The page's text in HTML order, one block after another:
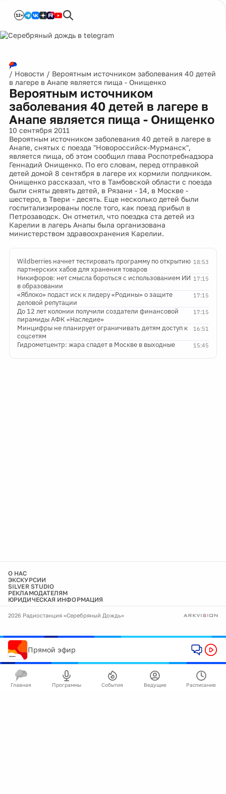
12+
/ Новости / Вероятным источником заболевания 40 детей
в лагере в Анапе является пища - Онищенко
Вероятным источником
заболевания 40 детей в лагере в
Анапе является пища - Онищенко
10 сентября 2011
Вероятным источником заболевания 40 детей в лагере в
Анапе, снятых с поезда "Новороссийск-Мурманск",
является пища, об этом сообщил глава Роспотребнадзора
Геннадий Онищенко. По его словам, перед отправкой
детей домой 8 сентября в лагере их кормили полдником.
Онищенко рассказал, что в Тамбовской области с поезда
были сняты девять детей, в Рязани - 14, в Москве -
шестеро, в Твери - десять. Еще несколько детей были
госпитализированы после того, как поезд прибыл в
Петрозаводск. Он отметил, что поездка ста детей из
Карелии в лагерь Анапы была организована
министерством здравоохранения Карелии.
18:53
Wildberries начнет тестировать программу по открытию
партнерских хабов для хранения товаров
17:15
Никифоров: нет смысла бороться с использованием ИИ
в образовании
17:15
«Яблоко» подаст иск к лидеру «Родины» о защите
деловой репутации
17:15
До 12 лет колонии получили создатели финансовой
пирамиды АФК «Наследие»
16:51
Минцифры не планирует ограничивать детям доступ к
соцсетям
15:45
Гидрометцентр: жара спадет в Москве в выходные
О НАС
ЭКСКУРСИИ
SILVER STUDIO
РЕКЛАМОДАТЕЛЯМ
ЮРИДИЧЕСКАЯ ИНФОРМАЦИЯ
2026 Радиостанция «Серебряный Дождь»
Прямой эфир
Главная Программы События Ведущие Расписание